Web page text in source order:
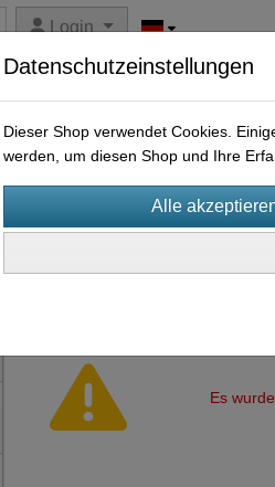
Login
Es
Datenschutzeinstellungen
Dieser Shop verwendet Cookies.
werden, um diesen Shop und Ihre